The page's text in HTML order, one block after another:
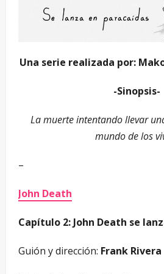
Una serie realizada por:
-Sinopsis-
La muerte intentando llevar
mundo de los
–
John Death
Capítulo 2: John Death se
Guión y dirección: Frank Rivera